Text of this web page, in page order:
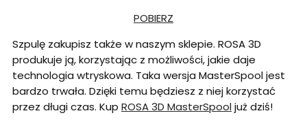
POBIERZ
Szpulę zakupisz także w naszym sklepie. ROSA 3D
produkuje ją, korzystając z możliwości, jakie daje
technologia wtryskowa. Taka wersja MasterSpool jest
bardzo trwała. Dzięki temu będziesz z niej korzystać
przez długi czas. Kup ROSA 3D MasterSpooljuż dziś!